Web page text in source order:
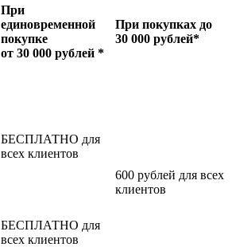
При
единовременной
покупке
от 30 000 рублей *
При покупках до
30 000 рублей*
БЕСПЛАТНО для
всех клиентов
БЕСПЛАТНО для
всех клиентов
600 рублей для всех
клиентов